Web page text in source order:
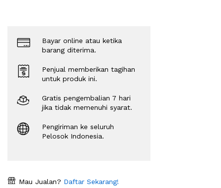
Bayar online atau ketika
barang diterima.
Penjual memberikan tagihan
untuk produk ini.
Gratis pengembalian 7 hari
jika tidak memenuhi syarat.
Pengiriman ke seluruh
Pelosok Indonesia.
Mau Jualan? Daftar Sekarang!